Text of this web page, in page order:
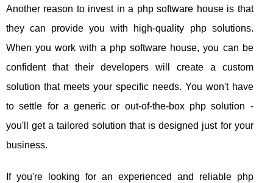
Another reason to invest in a php software house is that
they can provide you with high-quality php solutions.
When you work with a php software house, you can be
confident that their developers will create a custom
solution that meets your specific needs. You won't have
to settle for a generic or out-of-the-box php solution -
you'll get a tailored solution that is designed just for your
business.
If you're looking for an experienced and reliable php